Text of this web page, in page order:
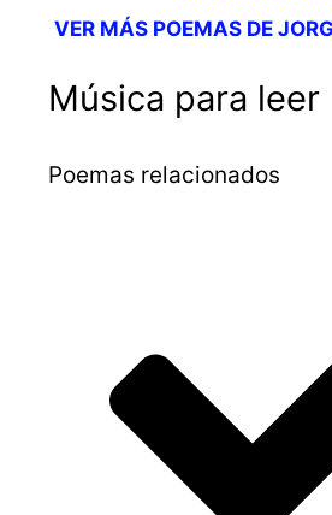
VER MÁS POEMAS DE
Música para leer
Poemas relacionados